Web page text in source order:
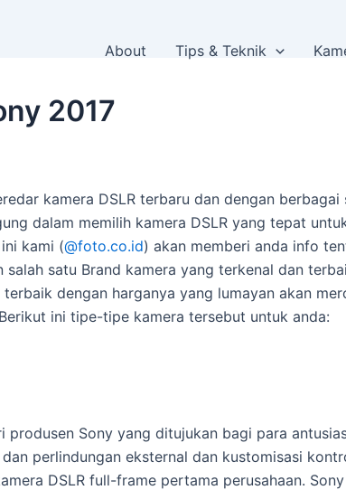
About Tips & Teknik
2017
kamera DSLR terbaru dan dengan
dalam memilih kamera DSLR yang tepat
kami (@foto.co.id) akan memberi anda info
satu Brand kamera yang terkenal dan
dengan harganya yang lumayan akan
ini tipe-tipe kamera tersebut untuk anda:
produsen Sony yang ditujukan bagi para
perlindungan eksternal dan kustomisasi
DSLR full-frame pertama perusahaan.